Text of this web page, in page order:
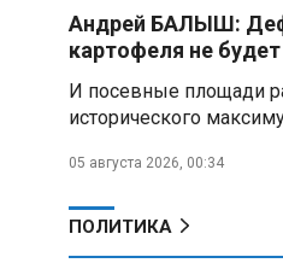
Андрей БАЛЫШ:
картофеля не будет
И посевные площади
исторического
05 августа 2026, 00:34
ПОЛИТИКА